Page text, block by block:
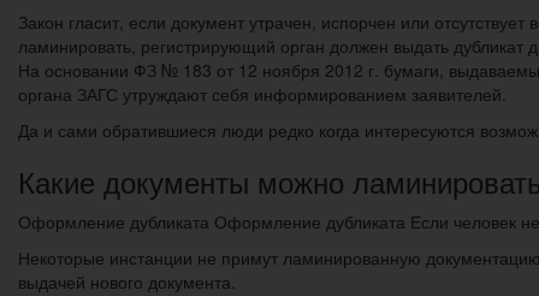
Закон гласит, если документ утрачен, испорчен или
ламинировать, регистрирующий орган должен выдать дубликат
На основании ФЗ № 183 от 12 ноября 2012 г. бумаги,
органа ЗАГС утруждают себя информированием заявителей.
Да и сами обратившиеся люди редко когда интересуются
Какие документы можно
Оформление дубликата Оформление дубликата Если человек
Некоторые инстанции не примут ламинированную
выдачей нового документа.